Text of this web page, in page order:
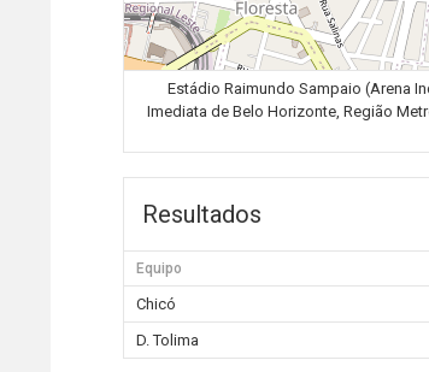
Estádio Raimundo Sampaio (Arena
Imediata de Belo Horizonte, Região
Resultados
Equipo
Chicó
D. Tolima